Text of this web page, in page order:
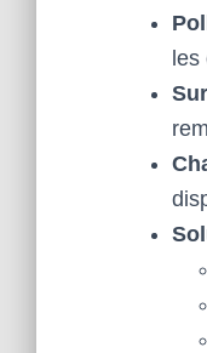
les